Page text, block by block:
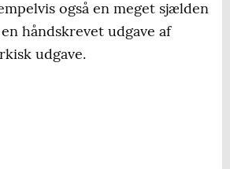
også en meget sjælden
håndskrevet udgave af
udgave.